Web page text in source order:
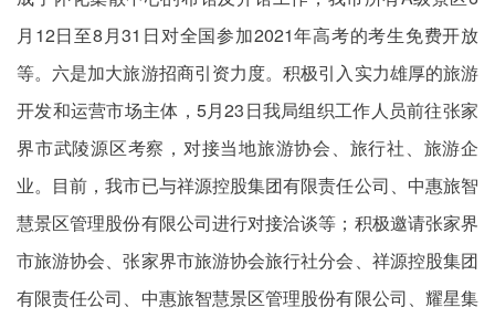
月12日至8月31日对全国参加2021年高考的考生免费开放
等。六是加大旅游招商引资力度。积极引入实力雄厚的旅游
开发和运营市场主体，5月23日我局组织工作人员前往张家
界市武陵源区考察，对接当地旅游协会、旅行社、旅游企
业。目前，我市已与祥源控股集团有限责任公司、中惠旅智
慧景区管理股份有限公司进行对接洽谈等；积极邀请张家界
市旅游协会、张家界市旅游协会旅行社分会、祥源控股集团
有限责任公司、中惠旅智慧景区管理股份有限公司、耀星集